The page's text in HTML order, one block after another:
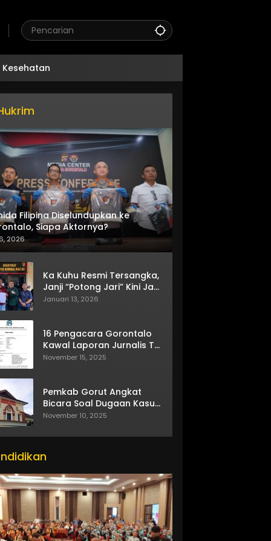
Kesehatan
Filipina Diselundupkan ke
Siapa Aktornya?
2026
Ka Kuhu Resmi Tersangka,
Janji “Potong Jari” Kini Jadi
Bumerang
Januari 13, 2026
16 Pengacara Gorontalo
Kawal Laporan Jurnalis TV
One
November 15, 2025
Pemkab Gorut Angkat
Bicara Soal Dugaan Kasus
Asusila Oknum ASN
November 10, 2025